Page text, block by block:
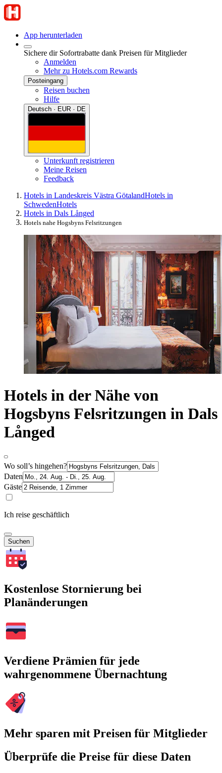
App herunterladen
Sichere dir Sofortrabatte dank Preisen für Mitglieder
Anmelden
Mehr zu Hotels.com Rewards
Posteingang
Reisen buchen
Hilfe
Deutsch · EUR · DE
Unterkunft registrieren
Meine Reisen
Feedback
Hotels in Landeskreis Västra GötalandHotels in
SchwedenHotels
Hotels in Dals Långed
Hotels nahe Hogsbyns Felsritzungen
Hotels in der Nähe von
Hogsbyns Felsritzungen in Dals
Långed
Wo soll’s hingehen?
Daten
Gäste
Ich reise geschäftlich
Suchen
Kostenlose Stornierung bei
Planänderungen
Verdiene Prämien für jede
wahrgenommene Übernachtung
Mehr sparen mit Preisen für Mitglieder
Überprüfe die Preise für diese Daten